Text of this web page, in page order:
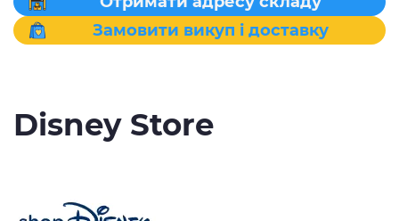
Замовити викуп і доставку
Disney Store